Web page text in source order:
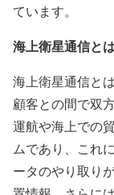
ています。
海上衛星通信と
海上衛星通信と
顧客との間で双
運航や海上での
ムであり、これ
ータのやり取り